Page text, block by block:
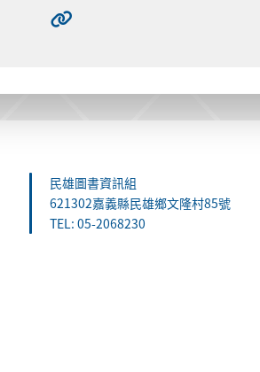
民雄圖書資訊組
621302嘉義縣民雄鄉文隆村85號
TEL: 05-2068230